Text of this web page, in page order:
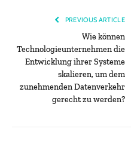
PREVIOUS ARTICLE
Wie können
Technologieunternehmen die
Entwicklung ihrer Systeme
skalieren, um dem
zunehmenden Datenverkehr
gerecht zu werden?